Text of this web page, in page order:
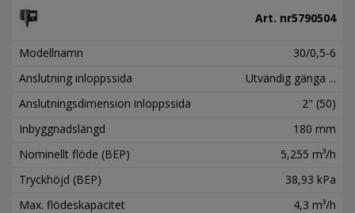
Art. nr5790504
Modellnamn
30/0,5-6
Anslutning inloppssida
Utvändig gänga ...
Anslutningsdimension inloppssida
2" (50)
Inbyggnadslängd
180 mm
Nominellt flöde (BEP)
5,255 m³/h
Tryckhöjd (BEP)
38,93 kPa
Max. flödeskapacitet
4,3 m³/h